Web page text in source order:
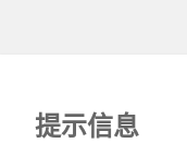
提示信息